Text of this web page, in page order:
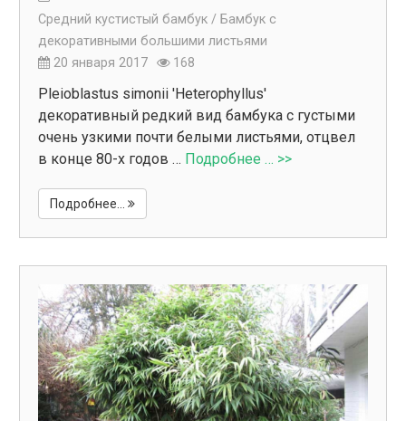
Средний кустистый бамбук / Бамбук с
декоративными большими листьями
20 января 2017
168
Pleioblastus simonii 'Heterophyllus'
декоративный редкий вид бамбука с густыми
очень узкими почти белыми листьями, отцвел
в конце 80-х годов … Подробнее … >>
Подробнее...